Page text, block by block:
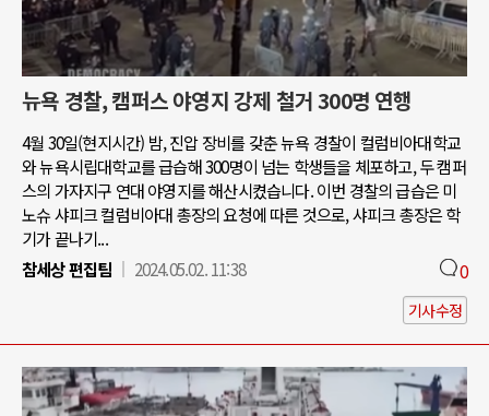
뉴욕 경찰, 캠퍼스 야영지 강제 철거 300명 연행
4월 30일(현지시간) 밤, 진압 장비를 갖춘 뉴욕 경찰이 컬럼비아대학교
와 뉴욕시립대학교를 급습해 300명이 넘는 학생들을 체포하고, 두 캠퍼
스의 가자지구 연대 야영지를 해산시켰습니다. 이번 경찰의 급습은 미
노슈 샤피크 컬럼비아대 총장의 요청에 따른 것으로, 샤피크 총장은 학
기가 끝나기...
참세상 편집팀
2024.05.02. 11:38 0
기사수정